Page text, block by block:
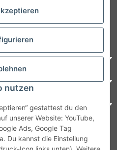
nutzen
gestattest du den
unserer Website: YouTube,
Ads, Google Tag
Du kannst die Einstellung